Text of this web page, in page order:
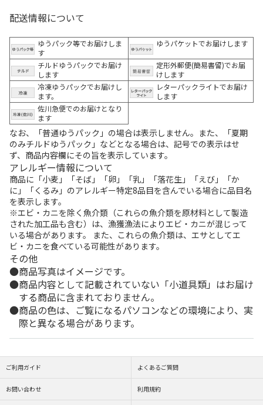
配送情報について
ゆうパック等でお届けしま
す
ゆうパケットでお届けします
チルドゆうパックでお届け
します
定形外郵便(簡易書留)でお届
けします
冷凍ゆうパックでお届けし
ます。
レターパックライトでお届け
します
佐川急便でのお届けとなり
ます
なお、「普通ゆうパック」の場合は表示しません。また、「夏期
のみチルドゆうパック」などとなる場合は、記号での表示はせ
ず、商品内容欄にその旨を表示しています。
アレルギー情報について
商品に「小麦」「そば」「卵」「乳」「落花生」「えび」「か
に」「くるみ」のアレルギー特定8品目を含んでいる場合に品目名
を表示します。
※エビ・カニを除く魚介類（これらの魚介類を原材料として製造
された加工品も含む）は、漁獲漁法によりエビ・カニが混じって
いる場合があります。 また、これらの魚介類は、エサとしてエ
ビ・カニを食べている可能性があります。
その他
商品写真はイメージです。
商品内容として記載されていない「小道具類」はお届け
する商品に含まれておりません。
商品の色は、ご覧になるパソコンなどの環境により、実
際と異なる場合があります。
ご利用ガイド よくあるご質問
お問い合わせ 利用規約